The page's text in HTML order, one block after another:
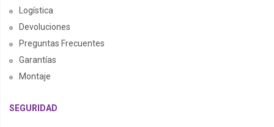
Logística
Devoluciones
Preguntas Frecuentes
Garantías
Montaje
SEGURIDAD